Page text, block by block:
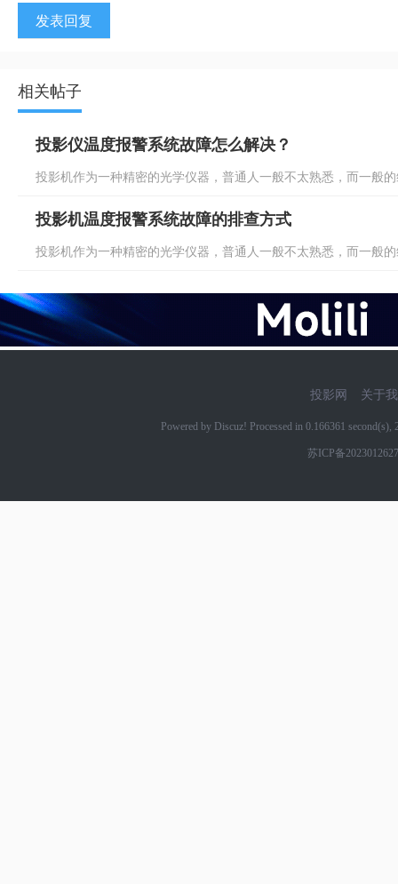
发表回复
相关帖子
投影仪温度报警系统故障怎么解决？
投影机作为一种精密的光学仪器，普通人一般不太熟悉，而一般
投影机温度报警系统故障的排查方式
投影机作为一种精密的光学仪器，普通人一般不太熟悉，而一般
投影网 关于
Powered by Discuz! Processed in 0.166361
苏ICP备